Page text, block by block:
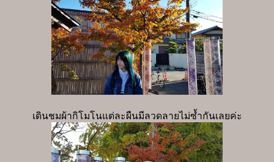
เดินชมผ้ากิโมโนแต่ละผืนมีลวดลายไม่ซ้ำกันเลยค่ะ